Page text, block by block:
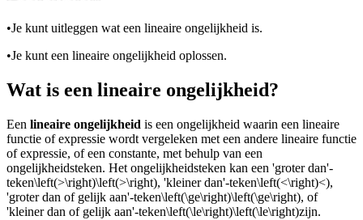
•Je kunt uitleggen wat een lineaire ongelijkheid is.
•Je kunt een lineaire ongelijkheid oplossen.
Wat is een lineaire ongelijkheid?
Een lineaire ongelijkheid is een ongelijkheid waarin een lineaire
functie of expressie wordt vergeleken met een andere lineaire functie
of expressie, of een constante, met behulp van een
ongelijkheidsteken. Het ongelijkheidsteken kan een 'groter dan'-
teken\left(>\right)\left(>\right), 'kleiner dan'-teken\left(<\right)<),
'groter dan of gelijk aan'-teken\left(\ge\right)\left(\ge\right), of
'kleiner dan of gelijk aan'-teken\left(\le\right)\left(\le\right)zijn.